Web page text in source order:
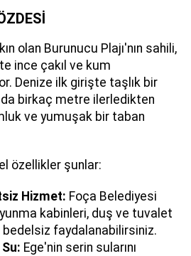
olan Burunucu Plajı'nın sahili,
ince çakıl ve kum
Denize ilk girişte taşlık bir
birkaç metre ilerledikten
ve yumuşak bir taban
özellikler şunlar:
Hizmet: Foça Belediyesi
kabinleri, duş ve tuvalet
faydalanabilirsiniz.
Ege'nin serin sularını